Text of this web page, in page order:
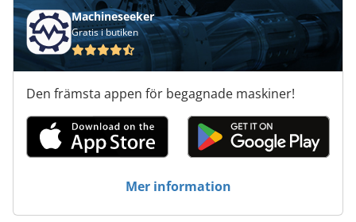
Machineseeker
Gratis i butiken
Den främsta appen för begagnade maskiner!
Mer information